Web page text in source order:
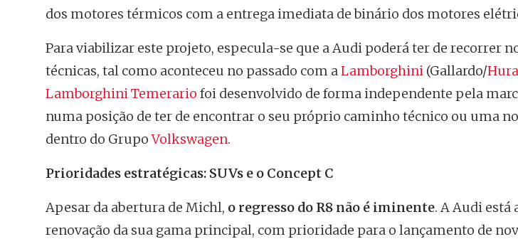
dos motores térmicos com a entrega imediata de binário dos motores
Para viabilizar este projeto, especula-se que a Audi poderá ter de recorrer
técnicas, tal como aconteceu no passado com aLamborghini (Gallardo/
Lamborghini Temerario foi desenvolvido de forma independente pela
numa posição de ter de encontrar o seu próprio caminho técnico ou uma
dentro do GrupoVolkswagen.
Prioridades estratégicas: SUVs e o Concept C
Apesar da abertura de Michl, o regresso do R8 não é iminente. A Audi está
renovação da sua gama principal, com prioridade para o lançamento de